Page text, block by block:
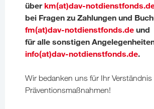
über km(at)dav-
bei Fragen zu Zahlungen und
fm(at)dav-notdienstfonds.de und
für alle sonstigen
info(at)dav-notdienstfonds.de.
Wir bedanken uns für Ihr Verständnis
Präventionsmaßnahmen!